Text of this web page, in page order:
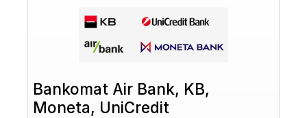
Bankomat Air Bank, KB,
Moneta, UniCredit